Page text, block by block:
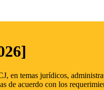
en temas jurídicos,
de acuerdo con los